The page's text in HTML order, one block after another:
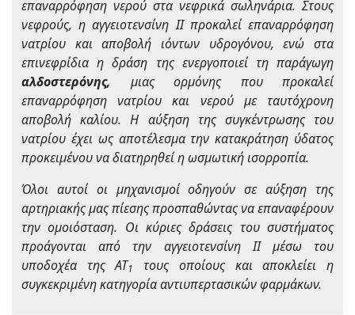
επαναρρόφηση νερού στα νεφρικά σωληνάρια. Στους
νεφρούς, η αγγειοτενσίνη ΙΙ προκαλεί επαναρρόφηση
νατρίου και αποβολή ιόντων υδρογόνου, ενώ στα
επινεφρίδια η δράση της ενεργοποιεί τη παράγωγη
αλδοστερόνης, μιας ορμόνης που προκαλεί
επαναρρόφηση νατρίου και νερού με ταυτόχρονη
αποβολή καλίου. Η αύξηση της συγκέντρωσης του
νατρίου έχει ως αποτέλεσμα την κατακράτηση ύδατος
προκειμένου να διατηρηθεί η ωσμωτική ισορροπία.
Όλοι αυτοί οι μηχανισμοί οδηγούν σε αύξηση της
αρτηριακής μας πίεσης προσπαθώντας να επαναφέρουν
την ομοιόσταση. Οι κύριες δράσεις του συστήματος
προάγονται από την αγγειοτενσίνη ΙΙ μέσω του
υποδοχέα της ΑΤ1
τους οποίους και αποκλείει η
συγκεκριμένη κατηγορία αντιυπερτασικών φαρμάκων.